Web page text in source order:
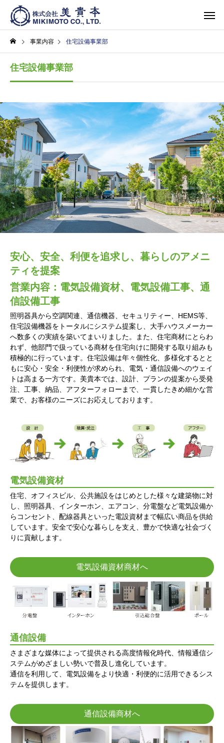
事業内容 住宅設備事業部
住宅設備事業部
安心、安全、利便を追求し、暮らしのアメニ
ティを提案
営業内容：電気設備資材、電気設備工事、通
信設備工事
照明器具から空調関連、通信機器、セキュリティー、HEMS等、
住宅設備機器をトータルにシステム提案し、大手ハウスメーカー
へ数多くの実績を築いてまいりました。また、住宅商材にとらわ
れず、他部門で扱っている商材を住宅向けに開発する取り組みも
積極的に行っています。住宅設備は年々個性化、多様化するとと
もに安心・安全・利便性が求められ、電気・通信設備へのウェイ
トは高まる一方です。美貴本では、設計、プランの提案から受発
注、工事、納品、アフターフォローまで、一貫したきめ細かな営
業で、お客様のニーズにお応えしております。
電気設備資材
住宅、オフィスビル、公共施設をはじめとした様々な建築物に対
し、照明器具、インターホン、エアコン、分電盤など電気設備か
らコンセント、配線器具といった電設資材まで幅広い商品を供給
しています。安全で安心な暮らしを支え、豊かで快適な社会づく
りに貢献します。
電気設備資材商材へ
通信設備
さまざまな媒体によって提供される高度情報化時代、情報通信シ
ステムがめざましい勢いで普及し進化しています。
通信を利用して、電気設備をより快適・利便的に活用できるシス
テムを提供します。
通信設備商材へ